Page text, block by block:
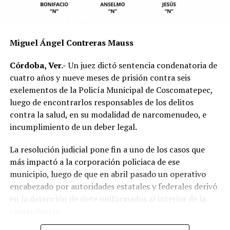
responsabilidad por parte de alguno de los conductores.
Las autoridades exhortaron a los automovilistas y
motociclistas a conducir con precaución, respetar los
límites de velocidad y aumentar la distancia de
seguridad entre vehículos, especialmente durante la
temporada de lluvias, cuando el riesgo de accidentes se
incrementa en las carreteras de la región.
La circulación en la zona se vio afectada por algunos
minutos mientras se realizaban las labores de auxilio y el
levantamiento de indicios por parte de las autoridades.
Posteriormente, el tránsito fue restablecido de manera
normal.
Miguel Ángel Contreras Mauss
Córdoba, Ver.-Un juez dictó sentencia condenatoria de
cuatro años y nueve meses de prisión contra seis
exelementos de la Policía Municipal de Coscomatepec,
luego de encontrarlos responsables de los delitos
contra la salud, en su modalidad de narcomenudeo, e
incumplimiento de un deber legal.
La resolución judicial pone fin a uno de los casos que
más impactó a la corporación policiaca de ese
municipio, luego de que en abril pasado un operativo
encabezado por autoridades estatales y federales derivó
en la detención de siete uniformados al interior de la